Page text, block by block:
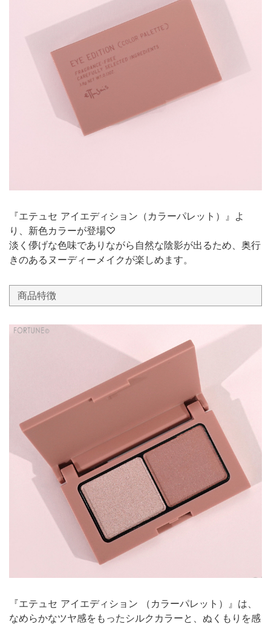
『エテュセ アイエディション（カラーパレット）』よ
り、新色カラーが登場♡
淡く儚げな色味でありながら自然な陰影が出るため、奥行
きのあるヌーディーメイクが楽しめます。
商品特徴
『エテュセ アイエディション （カラーパレット）』は、
なめらかなツヤ感をもったシルクカラーと、ぬくもりを感